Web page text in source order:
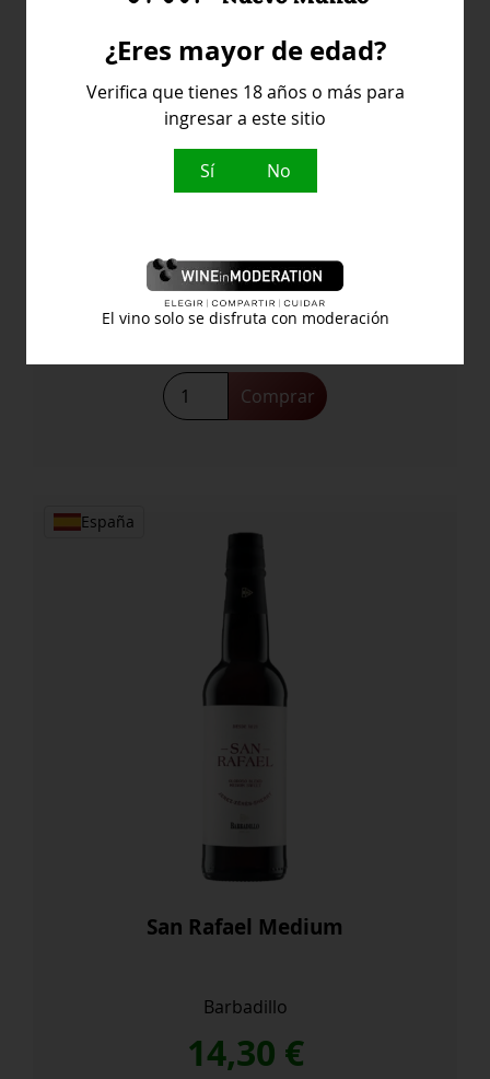
Sabalo Ecologico
Barbadillo
9,30€
Sabalo
Ecologico
Comprar
España
San Rafael Medium
Barbadillo
14,30 €
¿Eres mayor de edad?
Verifica que tienes 18 años o más para
ingresar a este sitio
Sí No
El vino solo se disfruta con moderación